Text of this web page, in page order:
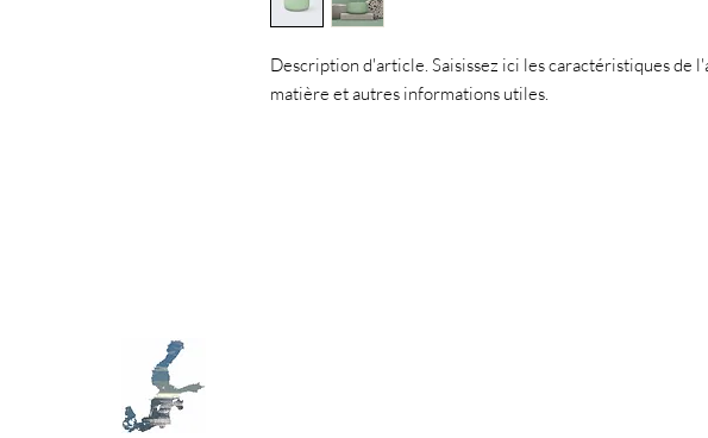
Description d'article. Saisissez ici les caractéristiques de
matière et autres informations utiles.